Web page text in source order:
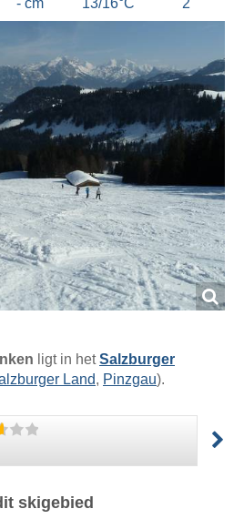
- cm 13/16°C 2
ligt in hetSalzburger
Land, Pinzgau).
skigebied